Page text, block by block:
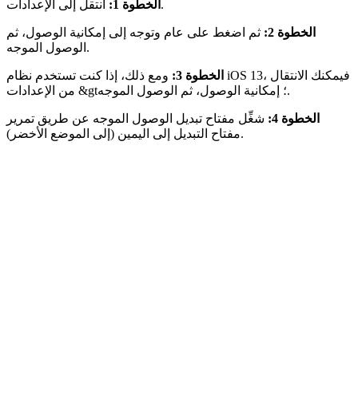
الخطوة 1: انتقل إلى الإعدادات.
الخطوة 2:
ثم اضغط على عام وتوجه إلى إمكانية الوصول، ثم
الوصول الموجه.
الخطوة 3:
ومع ذلك، إذا كنت تستخدم نظام iOS 13، فيمكنك الانتقال
من الإعدادات &gt؛ إمكانية الوصول، ثم الوصول الموجه.
الخطوة 4:
شغِّل مفتاح تبديل الوصول الموجه عن طريق تمرير
مفتاح التبديل إلى اليمين (إلى الموضع الأخضر).